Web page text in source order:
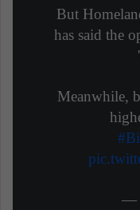
But
has said the
Meanwhile,
—